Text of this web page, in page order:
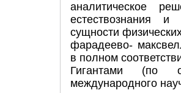
аналитическое
естествознания
сущности
фарадеево-
в полном
Гигантами (по
международного